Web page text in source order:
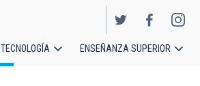
ENSEÑANZA SUPERIOR